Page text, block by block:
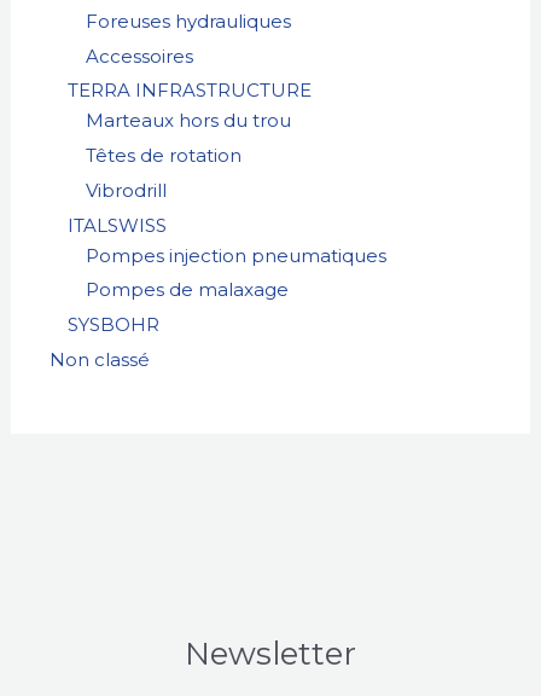
Foreuses hydrauliques
Accessoires
TERRA INFRASTRUCTURE
Marteaux hors du trou
Têtes de rotation
Vibrodrill
ITALSWISS
Pompes injection pneumatiques
Pompes de malaxage
SYSBOHR
Non classé
Newsletter